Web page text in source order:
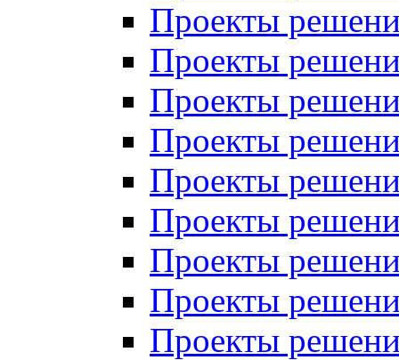
Проекты
Проекты
Проекты
Проекты
Проекты
Проекты
Проекты
Проекты
Проекты